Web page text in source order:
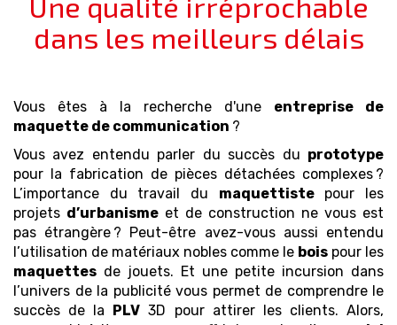
dans les meilleurs délais
Vous êtes à la recherche d'une entreprise de
maquette de communication ?
Vous avez entendu parler du succès du prototype
pour la fabrication de pièces détachées complexes ?
L’importance du travail du maquettistepour les
projets d’urbanisme et de construction ne vous est
pas étrangère ? Peut-être avez-vous aussi entendu
l’utilisation de matériaux nobles comme le bois pour les
maquettes de jouets. Et une petite incursion dans
l’univers de la publicité vous permet de comprendre le
succès de la PLV 3D pour attirer les clients. Alors,